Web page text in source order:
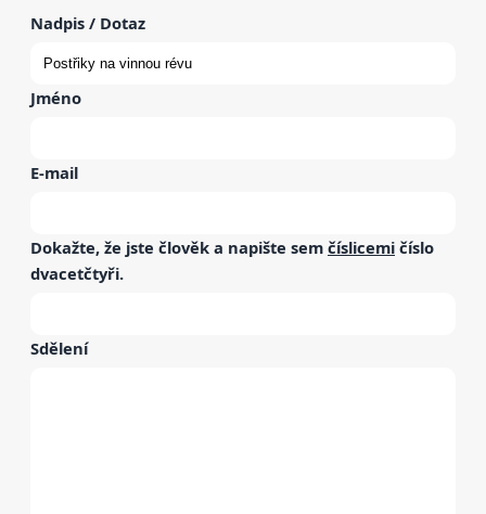
Nadpis / Dotaz
Jméno
E-mail
Dokažte, že jste člověk a napište sem číslicemi číslo
dvacetčtyři.
Sdělení